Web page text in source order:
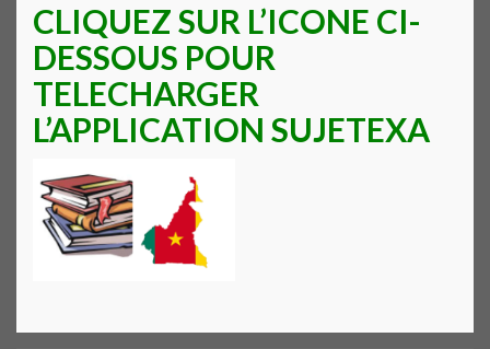
CLIQUEZ SUR L’ICONE CI-
DESSOUS POUR
TELECHARGER
L’APPLICATION SUJETEXA